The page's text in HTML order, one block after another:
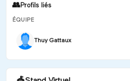
👥Profils liés
ÉQUIPE
Thuy Gattaux